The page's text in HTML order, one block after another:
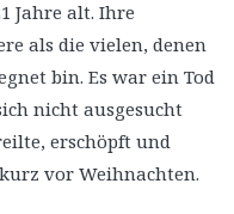
Jahre alt. Ihre
als die vielen, denen
bin. Es war ein Tod
nicht ausgesucht
erschöpft und
vor Weihnachten.